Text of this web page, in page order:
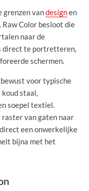
grenzen vandesignen
Color besloot die
naar de
direct te portretteren,
schermen.
voor typische
staal,
soepel textiel.
van gaten naar
een onwerkelijke
bijna met het